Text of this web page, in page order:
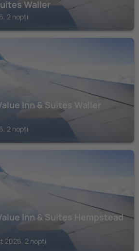
Waller
2 nopți
Inn & Suites Waller
2 nopți
Inn & Suites Hempstead
2026, 2 nopți